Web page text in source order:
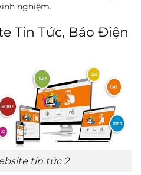
nghiệm.
Tin Tức, Báo Điện
tin tức 2